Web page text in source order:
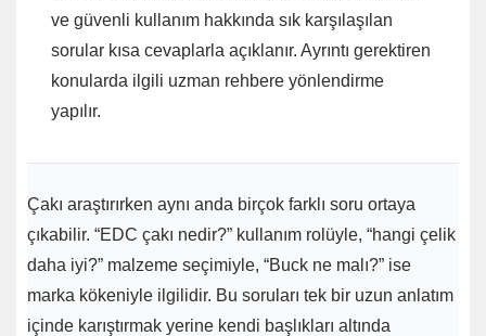
ve güvenli kullanım hakkında sık karşılaşılan
sorular kısa cevaplarla açıklanır. Ayrıntı gerektiren
konularda ilgili uzman rehbere yönlendirme
yapılır.
Çakı araştırırken aynı anda birçok farklı soru ortaya
çıkabilir. “EDC çakı nedir?” kullanım rolüyle, “hangi çelik
daha iyi?” malzeme seçimiyle, “Buck ne malı?” ise
marka kökeniyle ilgilidir. Bu soruları tek bir uzun anlatım
içinde karıştırmak yerine kendi başlıkları altında